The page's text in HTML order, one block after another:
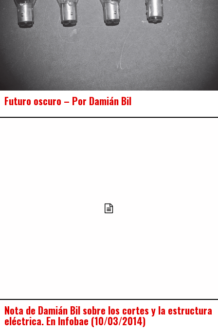
Futuro oscuro – Por Damián Bil
Nota de Damián Bil sobre los cortes y la estructura
eléctrica. En Infobae (10/03/2014)